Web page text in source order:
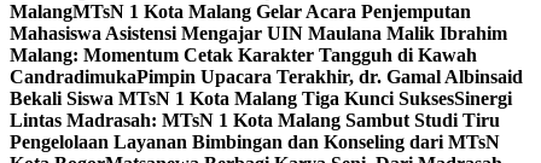
MalangMTsN 1 Kota Malang Gelar Acara Penjemputan
Mahasiswa Asistensi Mengajar UIN Maulana Malik Ibrahim
Malang: Momentum Cetak Karakter Tangguh di Kawah
CandradimukaPimpin Upacara Terakhir, dr. Gamal Albinsaid
Bekali Siswa MTsN 1 Kota Malang Tiga Kunci SuksesSinergi
Lintas Madrasah: MTsN 1 Kota Malang Sambut Studi Tiru
Pengelolaan Layanan Bimbingan dan Konseling dari MTsN